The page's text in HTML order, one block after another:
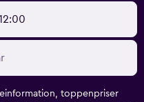
toppenpriser